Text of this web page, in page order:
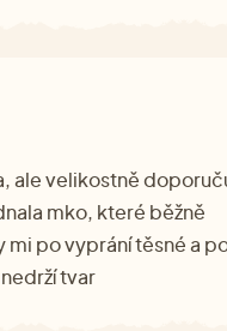
ale velikostně
mko, které běžně
mi po vyprání těsné a
tvar